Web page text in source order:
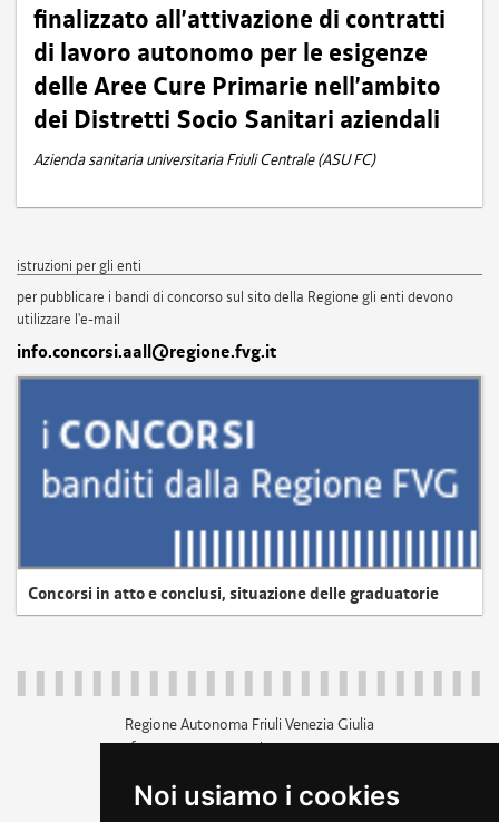
Noi usiamo i cookies
finalizzato all’attivazione di contratti
di lavoro autonomo per le esigenze
delle Aree Cure Primarie nell’ambito
dei Distretti Socio Sanitari aziendali
Azienda sanitaria universitaria Friuli Centrale (ASU FC)
istruzioni per gli enti
per pubblicare i bandi di concorso sul sito della Regione gli enti devono
utilizzare l'e-mail
info.concorsi.aall@regione.fvg.it
Concorsi in atto e conclusi, situazione delle graduatorie
Regione Autonoma Friuli Venezia Giulia
c.f. 80014930327; p.iva 00526040324
+39 040 3771111